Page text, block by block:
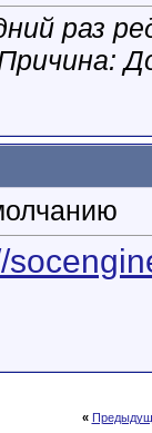
раз
«